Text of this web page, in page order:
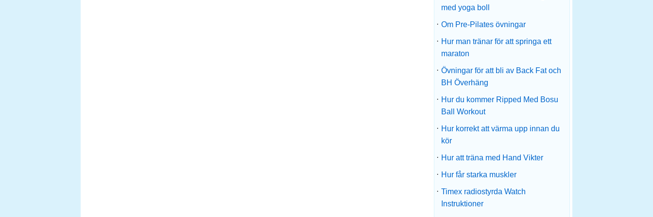
med yoga boll
· Om Pre-Pilates övningar
· Hur man tränar för att springa ett
maraton
· Övningar för att bli av Back Fat och
BH Överhäng
· Hur du kommer Ripped Med Bosu
Ball Workout
· Hur korrekt att värma upp innan du
kör
· Hur att träna med Hand Vikter
· Hur får starka muskler
· Timex radiostyrda Watch
Instruktioner